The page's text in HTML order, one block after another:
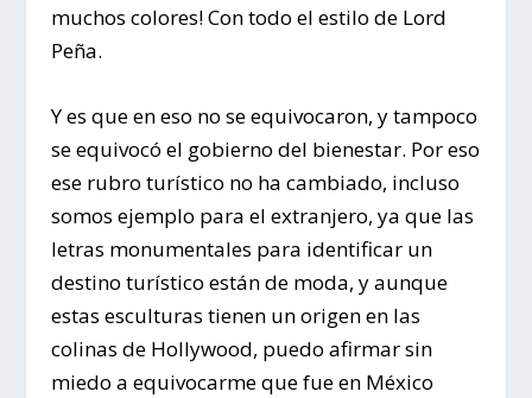
muchos colores! Con todo el estilo de Lord
Peña.
Y es que en eso no se equivocaron, y tampoco
se equivocó el gobierno del bienestar. Por eso
ese rubro turístico no ha cambiado, incluso
somos ejemplo para el extranjero, ya que las
letras monumentales para identificar un
destino turístico están de moda, y aunque
estas esculturas tienen un origen en las
colinas de Hollywood, puedo afirmar sin
miedo a equivocarme que fue en México